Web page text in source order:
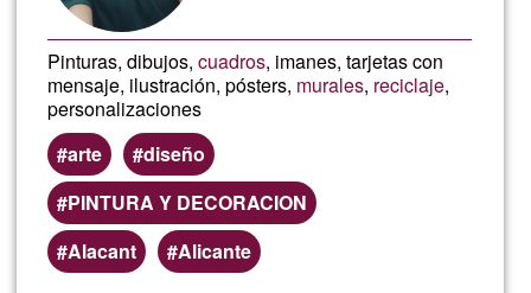
Pinturas, dibujos,cuadros, imanes, tarjetas con
mensaje, ilustración, pósters, murales, reciclaje,
personalizaciones
arte
diseño
PINTURA Y DECORACION
Alacant
Alicante